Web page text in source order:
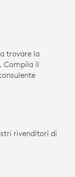
trovare la
Compila il
rivenditori di